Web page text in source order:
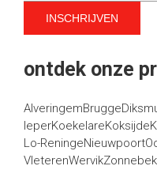
ontdek onze
AlveringemBrugge
IeperKoekelareKoksijde
Lo-ReningeNieuwpoort
VleterenWervik